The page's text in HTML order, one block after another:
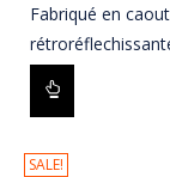
Fabriqué en
SALE!